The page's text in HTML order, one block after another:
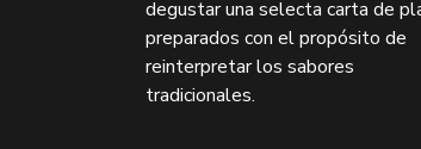
degustar una selecta carta de
preparados con el propósito de
reinterpretar los sabores
tradicionales.